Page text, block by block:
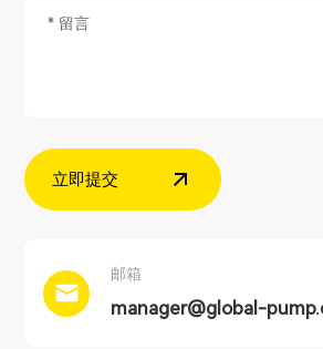
立即提交
邮箱
manager@global-